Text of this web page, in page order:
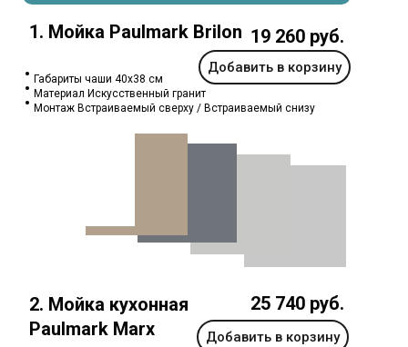
Добавить в корзину
25 740 руб.
2. Мойка кухонная
Paulmark Marx
Добавить в корзину
19 260 руб.
Габариты чаши 40x38 см
Материал Искусственный гранит
Монтаж Встраиваемый сверху / Встраиваемый снизу
1. Мойка Paulmark Brilon